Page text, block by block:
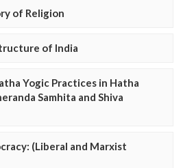
of Religion
of India
Yogic Practices in Hatha
Samhita and Shiva
(Liberal and Marxist